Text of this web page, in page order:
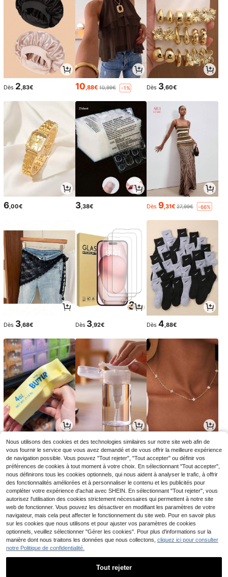
Dès 2,83€ 10,88€ 10,99€ -1% Dès 3,60€
6 ,00€ 3,38€ Dès 9,31€ 27,99€ -66%
Dès 3,68€ Dès 3,92€ Dès 4,88€
3,68€ Dès2,95€2,97€ 3,71€
21
Nous utilisons des cookies et des technologies similaires sur notre site web afin de
vous fournir le service que vous avez demandé et de vous offrir la meilleure expérience
de navigation possible. Vous pouvez "Tout rejeter", "Tout accepter" ou définir vos
préférences de cookies à tout moment à votre choix. En sélectionnant "Tout accepter",
nous définirons tous les cookies optionnels, qui nous aident à analyser le trafic, à offrir
des fonctionnalités améliorées et à personnaliser le contenu et les publicités pour
compléter votre expérience d'achat avec SHEIN. En sélectionnant "Tout rejeter", vous
autorisez l'utilisation des cookies strictement nécessaires qui permettent à notre site
web de fonctionner. Vous pouvez les désactiver en modifiant les paramètres de votre
navigateur, mais cela peut affecter le fonctionnement du site web. Pour en savoir plus
sur les cookies que nous utilisons et pour ajuster vos paramètres de cookies
optionnels, veuillez sélectionner "Gérer les cookies". Pour plus d'informations sur la
manière dont nous traitons les données que nous collectons, cliquez ici pour consulter
notre Politique de confidentialité.
Tout rejeter